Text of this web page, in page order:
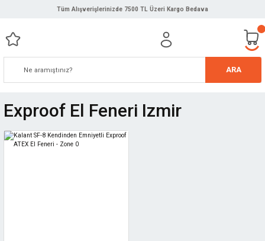
Tüm Alışverişlerinizde 7500 TL Üzeri Kargo Bedava
ARA
Exproof El Feneri Izmir